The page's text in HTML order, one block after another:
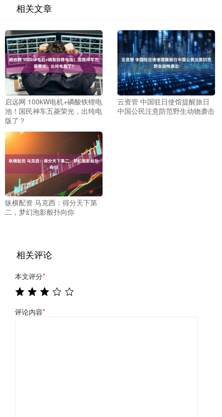
相关文章
启远网 100kW电机+磷酸铁锂电
池！国民神车五菱荣光，出纯电
版了？
云资管 中国驻日使馆提醒旅日
中国公民注意防范野生动物袭击
纵横配资 马克西：得分天下第
二，梦幻泡影般扑向你
相关评论
本文评分*
评论内容*